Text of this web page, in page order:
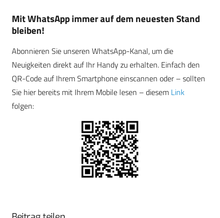
Mit WhatsApp immer auf dem neuesten Stand
bleiben!
Abonnieren Sie unseren WhatsApp-Kanal, um die
Neuigkeiten direkt auf Ihr Handy zu erhalten. Einfach den
QR-Code auf Ihrem Smartphone einscannen oder – sollten
Sie hier bereits mit Ihrem Mobile lesen – diesem Link
folgen: